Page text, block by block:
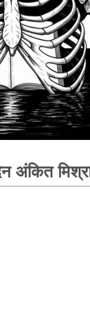
अंकित